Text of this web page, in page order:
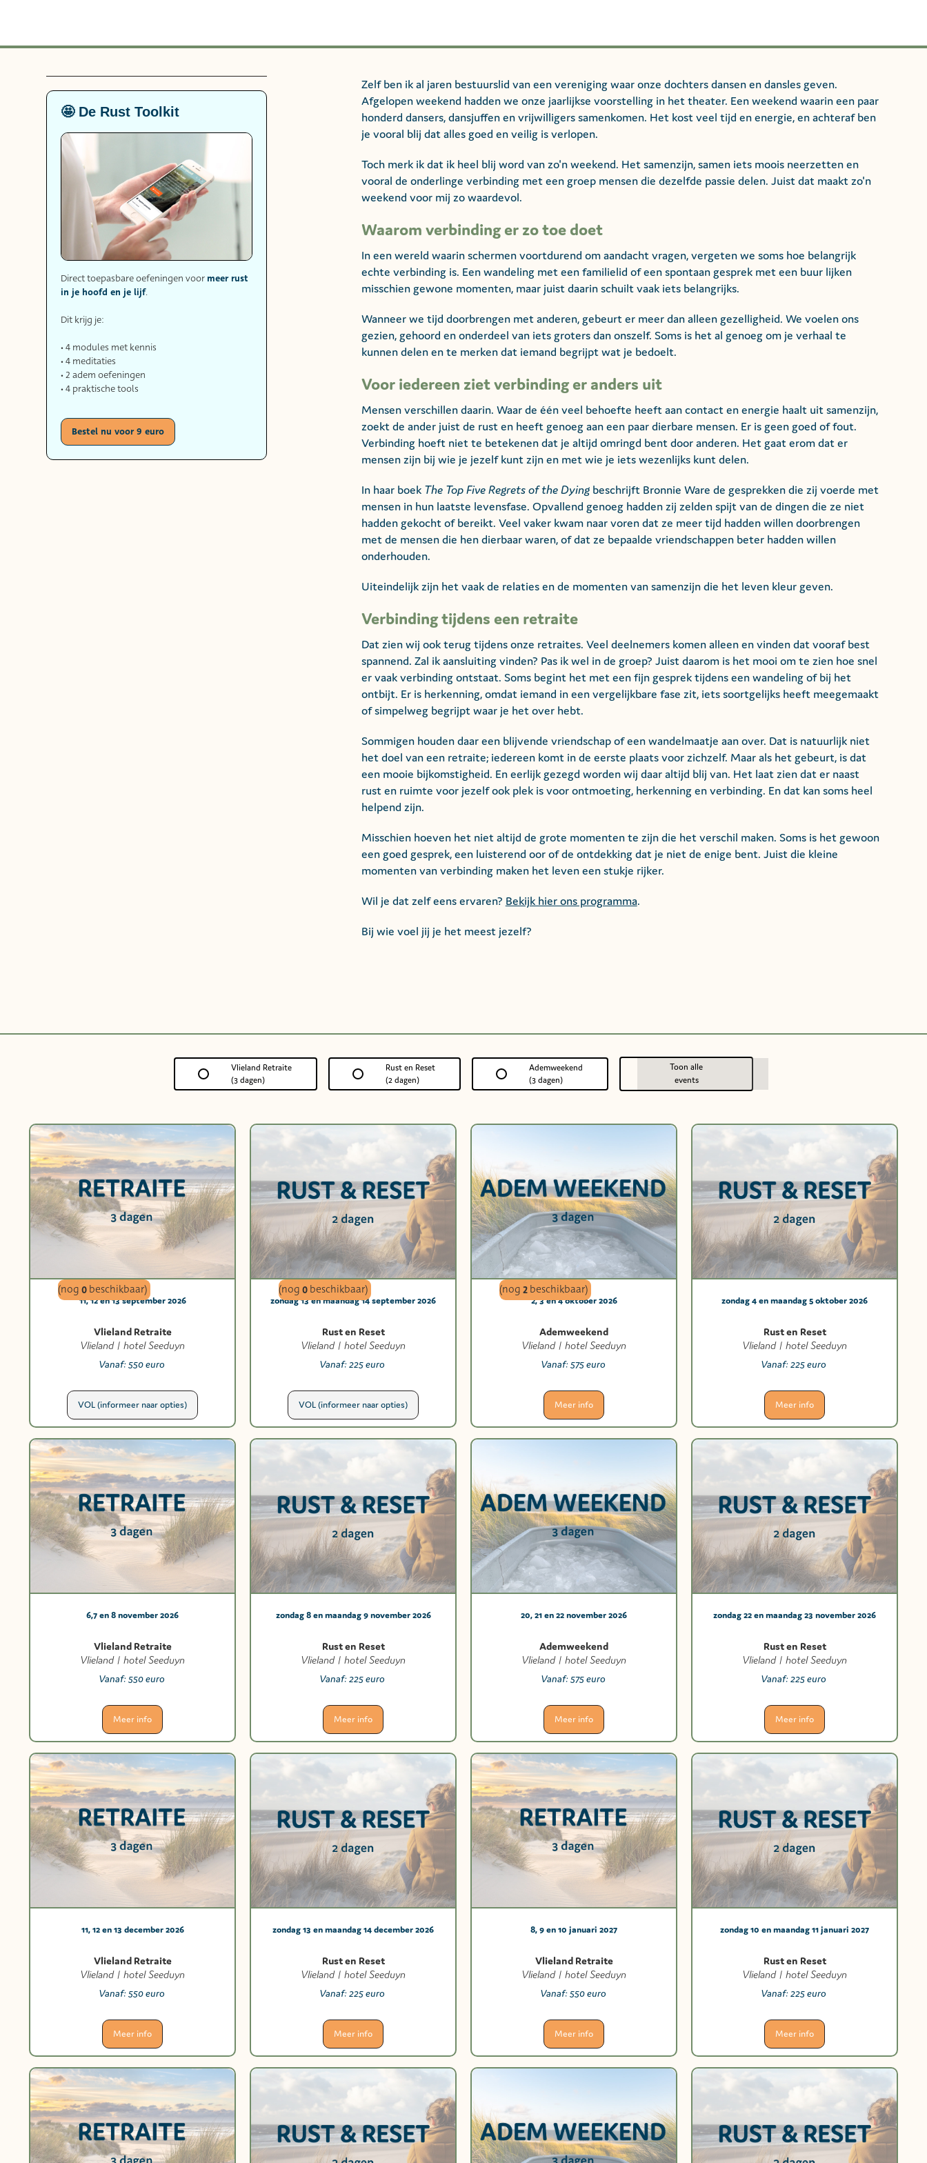
🤩 De Rust Toolkit
Direct toepasbare oefeningen voor meer rust
in je hoofd en je lijf.
Dit krijg je:
• 4 modules met kennis
• 4 meditaties
• 2 adem oefeningen
• 4 praktische tools
Bestel nu voor 9 euro
Zelf ben ik al jaren bestuurslid van een vereniging waar onze dochters dansen en dansles geven.
Afgelopen weekend hadden we onze jaarlijkse voorstelling in het theater. Een weekend waarin een paar
honderd dansers, dansjuffen en vrijwilligers samenkomen. Het kost veel tijd en energie, en achteraf ben
je vooral blij dat alles goed en veilig is verlopen.
Toch merk ik dat ik heel blij word van zo'n weekend. Het samenzijn, samen iets moois neerzetten en
vooral de onderlinge verbinding met een groep mensen die dezelfde passie delen. Juist dat maakt zo'n
weekend voor mij zo waardevol.
Waarom verbinding er zo toe doet
In een wereld waarin schermen voortdurend om aandacht vragen, vergeten we soms hoe belangrijk
echte verbinding is. Een wandeling met een familielid of een spontaan gesprek met een buur lijken
misschien gewone momenten, maar juist daarin schuilt vaak iets belangrijks.
Wanneer we tijd doorbrengen met anderen, gebeurt er meer dan alleen gezelligheid. We voelen ons
gezien, gehoord en onderdeel van iets groters dan onszelf. Soms is het al genoeg om je verhaal te
kunnen delen en te merken dat iemand begrijpt wat je bedoelt.
Voor iedereen ziet verbinding er anders uit
Mensen verschillen daarin. Waar de één veel behoefte heeft aan contact en energie haalt uit samenzijn,
zoekt de ander juist de rust en heeft genoeg aan een paar dierbare mensen. Er is geen goed of fout.
Verbinding hoeft niet te betekenen dat je altijd omringd bent door anderen. Het gaat erom dat er
mensen zijn bij wie je jezelf kunt zijn en met wie je iets wezenlijks kunt delen.
In haar boek The Top Five Regrets of the Dyingbeschrijft Bronnie Ware de gesprekken die zij voerde met
mensen in hun laatste levensfase. Opvallend genoeg hadden zij zelden spijt van de dingen die ze niet
hadden gekocht of bereikt. Veel vaker kwam naar voren dat ze meer tijd hadden willen doorbrengen
met de mensen die hen dierbaar waren, of dat ze bepaalde vriendschappen beter hadden willen
onderhouden.
Uiteindelijk zijn het vaak de relaties en de momenten van samenzijn die het leven kleur geven.
Verbinding tijdens een retraite
Dat zien wij ook terug tijdens onze retraites. Veel deelnemers komen alleen en vinden dat vooraf best
spannend. Zal ik aansluiting vinden? Pas ik wel in de groep? Juist daarom is het mooi om te zien hoe snel
er vaak verbinding ontstaat. Soms begint het met een fijn gesprek tijdens een wandeling of bij het
ontbijt. Er is herkenning, omdat iemand in een vergelijkbare fase zit, iets soortgelijks heeft meegemaakt
of simpelweg begrijpt waar je het over hebt.
Sommigen houden daar een blijvende vriendschap of een wandelmaatje aan over. Dat is natuurlijk niet
het doel van een retraite; iedereen komt in de eerste plaats voor zichzelf. Maar als het gebeurt, is dat
een mooie bijkomstigheid. En eerlijk gezegd worden wij daar altijd blij van. Het laat zien dat er naast
rust en ruimte voor jezelf ook plek is voor ontmoeting, herkenning en verbinding. En dat kan soms heel
helpend zijn.
Misschien hoeven het niet altijd de grote momenten te zijn die het verschil maken. Soms is het gewoon
een goed gesprek, een luisterend oor of de ontdekking dat je niet de enige bent. Juist die kleine
momenten van verbinding maken het leven een stukje rijker.
Wil je dat zelf eens ervaren? Bekijk hier ons programma.
Bij wie voel jij je het meest jezelf?
Vlieland Retraite
(3 dagen)
Rust en Reset
(2 dagen)
Ademweekend
(3 dagen)
Toon alle
events
(nog 0 beschikbaar)
11, 12 en 13 september 2026
Vlieland Retraite
Vlieland | hotel Seeduyn
Vanaf: 550 euro
VOL (informeer naar opties)
(nog 0 beschikbaar)
zondag 13 en maandag 14 september 2026
Rust en Reset
Vlieland | hotel Seeduyn
Vanaf:225 euro
VOL (informeer naar opties)
(nog 2 beschikbaar)
2, 3 en 4 oktober 2026
Ademweekend
Vlieland | hotel Seeduyn
Vanaf: 575 euro
Meer info
zondag 4 en maandag 5 oktober 2026
Rust en Reset
Vlieland | hotel Seeduyn
Vanaf:225 euro
Meer info
6,7 en 8 november 2026
Vlieland Retraite
Vlieland | hotel Seeduyn
Vanaf: 550 euro
Meer info
zondag 8 en maandag 9 november 2026
Rust en Reset
Vlieland | hotel Seeduyn
Vanaf:225 euro
Meer info
20, 21 en 22 november 2026
Ademweekend
Vlieland | hotel Seeduyn
Vanaf: 575 euro
Meer info
zondag 22 en maandag 23 november 2026
Rust en Reset
Vlieland | hotel Seeduyn
Vanaf:225 euro
Meer info
11, 12 en 13 december 2026
Vlieland Retraite
Vlieland | hotel Seeduyn
Vanaf: 550 euro
Meer info
zondag 13 en maandag 14 december 2026
Rust en Reset
Vlieland | hotel Seeduyn
Vanaf:225 euro
Meer info
8, 9 en 10 januari 2027
Vlieland Retraite
Vlieland | hotel Seeduyn
Vanaf: 550 euro
Meer info
zondag 10 en maandag 11 januari 2027
Rust en Reset
Vlieland | hotel Seeduyn
Vanaf:225 euro
Meer info